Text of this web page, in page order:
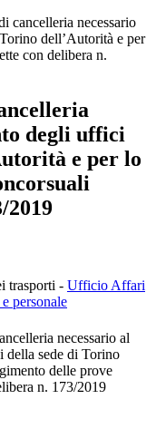
cancelleria necessario
dell’Autorità e per
con delibera n.
degli uffici
e per lo
2019
trasporti - Ufficio Affari
personale
necessario al
sede di Torino
delle prove
n. 173/2019